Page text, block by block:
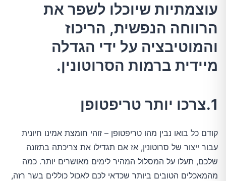
1.צרכו יותר טריפטופן
2.הזמינו עיסוי
3.הגבירו את צריכת ויטמיני B
6.מצאו דרכים להיות חיוביים יותר
עוצמתיות שיוכלו לשפר את
הרווחה הנפשית, הריכוז
והמוטיבציה על ידי הגדלה
מיידית ברמות הסרוטונין.
1.צרכו יותר טריפטופן
קודם כל בואו נבין מהו טריפטופן – זוהי חומצת אמינו חיונית
עבור ייצור של סרוטונין, אז אם תגדילו את צריכתה בתזונה
שלכם, תעלו על המסלול המהיר לימים מאושרים יותר. כמה
מהמאכלים הטובים ביותר שכדאי לכם לאכול כוללים בשר רזה,